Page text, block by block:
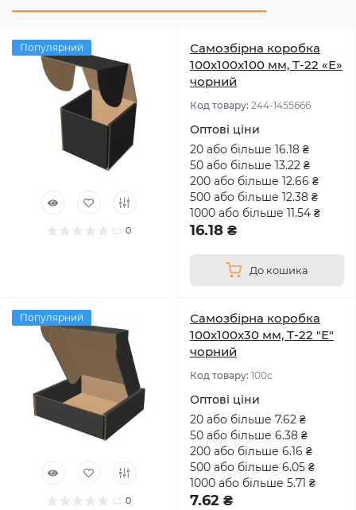
Популярний
0
Самозбірна коробка
100x100x100 мм, Т-22 «Е»
чорний
Код товару: 244-1455666
Оптові ціни
20 або більше 16.18 ₴
50 або більше 13.22 ₴
200 або більше 12.66 ₴
500 або більше 12.38 ₴
1000 або більше 11.54 ₴
16.18 ₴
До кошика
Популярний
0
Самозбірна коробка
100х100х30 мм, Т-22 "Е"
чорний
Код товару: 100с
Оптові ціни
20 або більше 7.62 ₴
50 або більше 6.38 ₴
200 або більше 6.16 ₴
500 або більше 6.05 ₴
1000 або більше 5.71 ₴
7.62 ₴